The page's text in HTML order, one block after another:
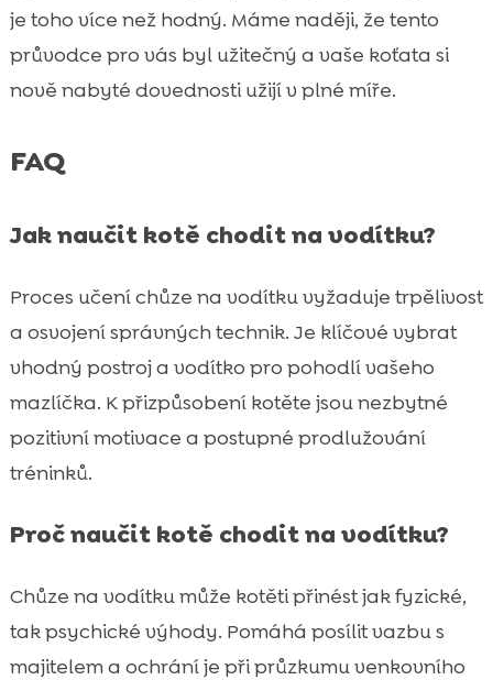
je toho více než hodný. Máme naději, že tento
průvodce pro vás byl užitečný a vaše koťata si
nově nabyté dovednosti užijí v plné míře.
FAQ
Jak naučit kotě chodit na vodítku?
Proces učení chůze na vodítku vyžaduje trpělivost
a osvojení správných technik. Je klíčové vybrat
vhodný postroj a vodítko pro pohodlí vašeho
mazlíčka. K přizpůsobení kotěte jsou nezbytné
pozitivní motivace a postupné prodlužování
tréninků.
Proč naučit kotě chodit na vodítku?
Chůze na vodítku může kotěti přinést jak fyzické,
tak psychické výhody. Pomáhá posílit vazbu s
majitelem a ochrání je při průzkumu venkovního